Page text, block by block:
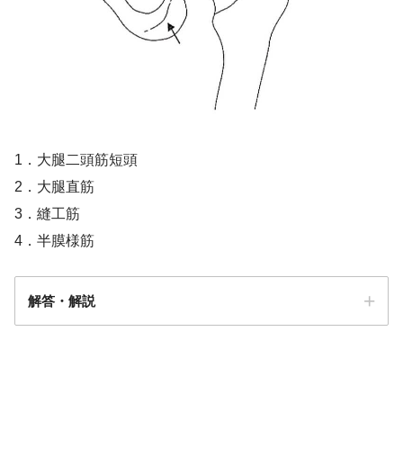
1．大腿二頭筋短頭
2．大腿直筋
3．縫工筋
4．半膜様筋
解答・解説